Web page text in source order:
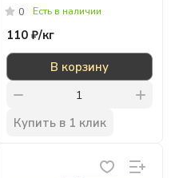
0 Есть в наличии
110 ₽/кг
В корзину
Купить в 1 клик